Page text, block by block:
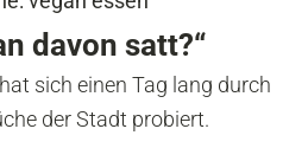
davon satt?“
sich einen Tag lang durch
der Stadt probiert.